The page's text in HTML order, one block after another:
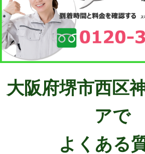
大阪府堺市西区
アで
よくある